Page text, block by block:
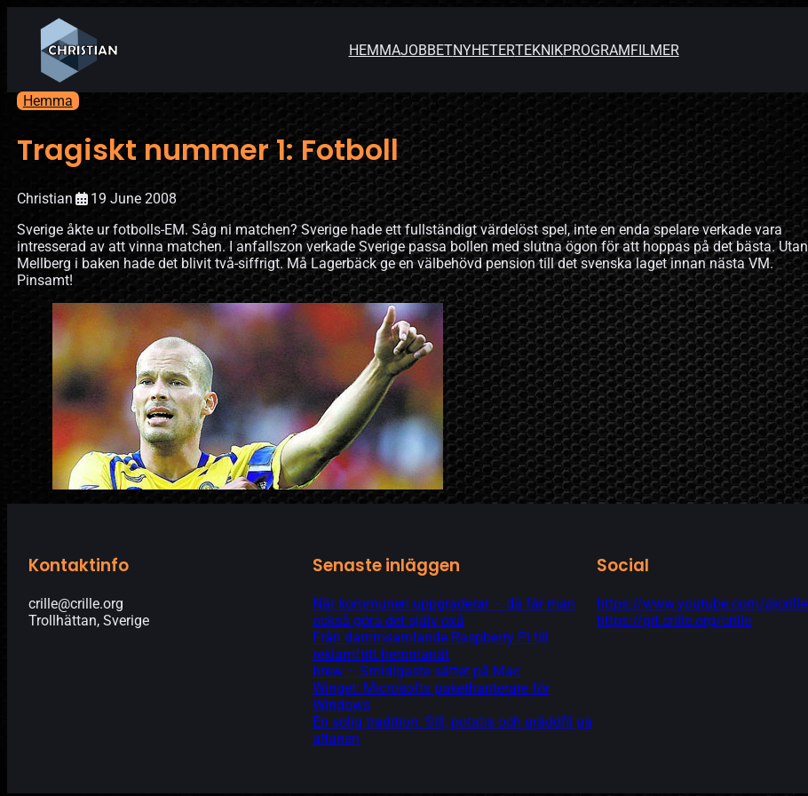
HEMMAJOBBETNYHETERTEKNIKPROGRAMFILMER
Hemma
Tragiskt nummer 1: Fotboll
Christian
19 June 2008
Sverige åkte ur fotbolls-EM. Såg ni matchen? Sverige hade ett fullständigt värdelöst spel, inte en enda spelare verkade vara
intresserad av att vinna matchen. I anfallszon verkade Sverige passa bollen med slutna ögon för att hoppas på det bästa. Utan
Mellberg i baken hade det blivit två-siffrigt. Må Lagerbäck ge en välbehövd pension till det svenska laget innan nästa VM.
Pinsamt!
Kontaktinfo
crille@crille.org
Trollhättan, Sverige
Senaste inläggen
När kommunen uppgraderar – då får man
också göra det själv oxå
Från dammsamlande Raspberry Pi till
reklamfritt hemmanät
brew – Smidigaste sättet på Mac
Winget: Microsofts pakethanterare för
Windows
En solig tradition: Sill, potatis och gräddfil på
altanen
Social
https://www.youtube.com/@crille
https://git.crille.org/crille